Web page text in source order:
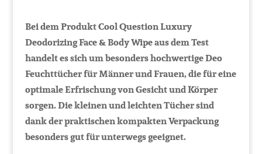
Bei dem Produkt Cool Question Luxury
Deodorizing Face & Body Wipe aus dem Test
handelt es sich um besonders hochwertige Deo
Feuchttücher für Männer und Frauen, die für eine
optimale Erfrischung von Gesicht und Körper
sorgen. Die kleinen und leichten Tücher sind
dank der praktischen kompakten Verpackung
besonders gut für unterwegs geeignet.